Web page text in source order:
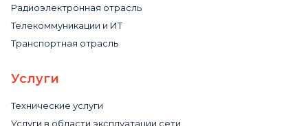
Радиоэлектронная отрасль
Телекоммуникации и ИТ
Транспортная отрасль
Услуги
Технические услуги
Услуги в области эксплуатации сети